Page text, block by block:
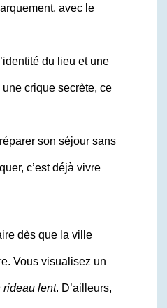
avec le
du lieu et une
crique secrète, ce
son séjour sans
c’est déjà vivre
dès que la ville
Vous visualisez un
rideau lent. D’ailleurs,